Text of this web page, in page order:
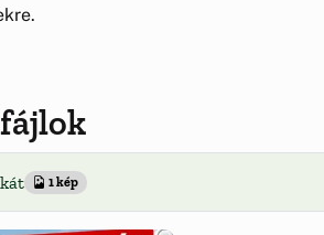
1 kép